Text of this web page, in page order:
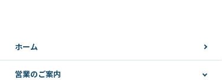
ホーム
営業のご案内